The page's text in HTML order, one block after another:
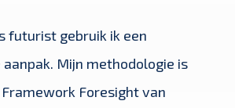
futurist gebruik ik een
Mijn methodologie is
Foresight van